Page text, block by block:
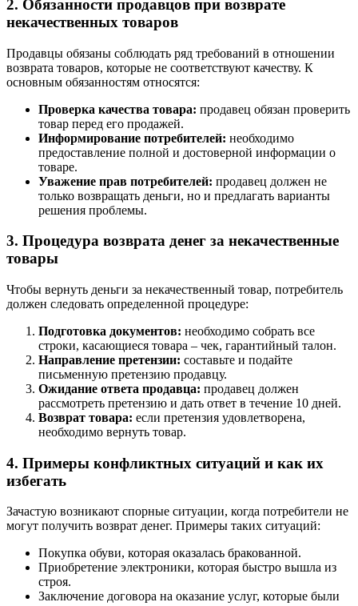
2. Обязанности продавцов при возврате
некачественных товаров
Продавцы обязаны соблюдать ряд требований в отношении
возврата товаров, которые не соответствуют качеству. К
основным обязанностям относятся:
Проверка качества товара: продавец обязан проверить
товар перед его продажей.
Информирование потребителей: необходимо
предоставление полной и достоверной информации о
товаре.
Уважение прав потребителей: продавец должен не
только возвращать деньги, но и предлагать варианты
решения проблемы.
3. Процедура возврата денег за некачественные
товары
Чтобы вернуть деньги за некачественный товар, потребитель
должен следовать определенной процедуре:
Подготовка документов: необходимо собрать все
строки, касающиеся товара – чек, гарантийный талон.
Направление претензии: составьте и подайте
письменную претензию продавцу.
Ожидание ответа продавца: продавец должен
рассмотреть претензию и дать ответ в течение 10 дней.
Возврат товара: если претензия удовлетворена,
необходимо вернуть товар.
4. Примеры конфликтных ситуаций и как их
избегать
Зачастую возникают спорные ситуации, когда потребители не
могут получить возврат денег. Примеры таких ситуаций:
Покупка обуви, которая оказалась бракованной.
Приобретение электроники, которая быстро вышла из
строя.
Заключение договора на оказание услуг, которые были